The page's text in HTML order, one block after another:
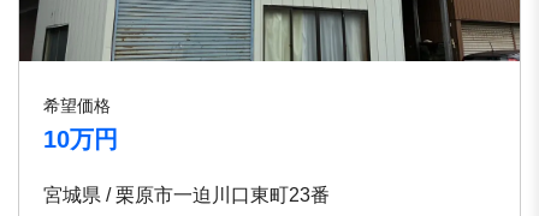
希望価格
10万円
宮城県 / 栗原市一迫川口東町23番